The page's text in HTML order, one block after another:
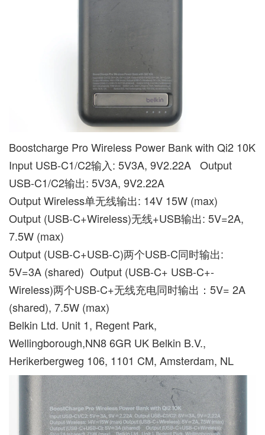
Boostcharge Pro Wireless Power Bank with Qi2 10K
Input USB-C1/C2输入: 5V3A, 9V2.22A Output
USB-C1/C2输出: 5V3A, 9V2.22A
Output Wireless单无线输出: 14V 15W (max)
Output (USB-C+Wireless)无线+USB输出: 5V=2A,
7.5W (max)
Output (USB-C+USB-C)两个USB-C同时输出:
5V=3A (shared) Output (USB-C+ USB-C+-
Wireless)两个USB-C+无线充电同时输出：5V= 2A
(shared), 7.5W (max)
Belkin Ltd. Unit 1, Regent Park,
Wellingborough,NN8 6GR UK Belkin B.V.,
Herikerbergweg 106, 1101 CM, Amsterdam, NL